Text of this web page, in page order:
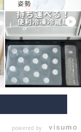
powered by